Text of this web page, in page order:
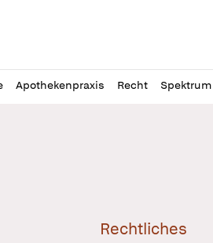
Apothekenpraxis Recht Spektrum
Rechtliches